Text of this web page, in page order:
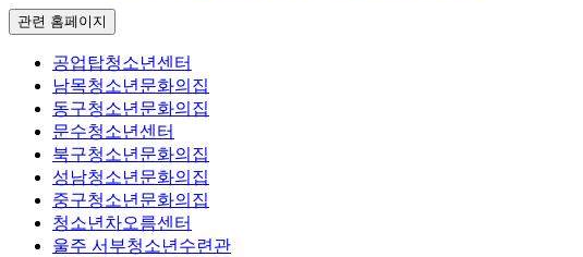
관련 홈페이지
공업탑청소년센터
남목청소년문화의집
동구청소년문화의집
문수청소년센터
북구청소년문화의집
성남청소년문화의집
중구청소년문화의집
청소년차오름센터
울주 서부청소년수련관